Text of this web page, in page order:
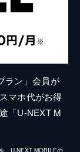
ラン」会員が
マホ代がお得
「U-NEXT M